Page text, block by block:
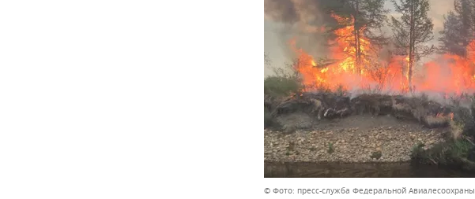
© Фото: пресс-служба Федеральной Авиалесоохраны